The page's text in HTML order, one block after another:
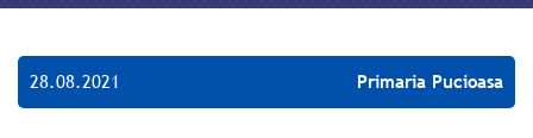
28.08.2021 Primaria Pucioasa